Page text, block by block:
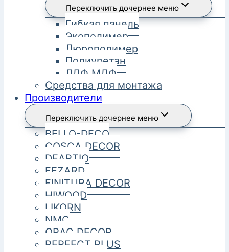
Переключить дочернее меню
Гибкая панель
Экополимер
Дюрополимер
Полиуретан
ЛДФ МДФ
Средства для монтажа
Производители
Переключить дочернее меню
BELLO-DECO
COSCA DECOR
DEARTIO
FEZARD
FINITURA DECOR
HIWOOD
LIKORN
NMC
ORAC DECOR
PERFECT PLUS